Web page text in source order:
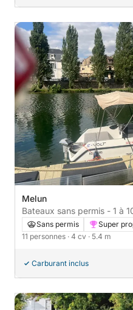
Melun
Bateaux sans permis - 1 à
Sans permis
Super
11 personnes · 4 cv · 5.4 m
Carburant inclus